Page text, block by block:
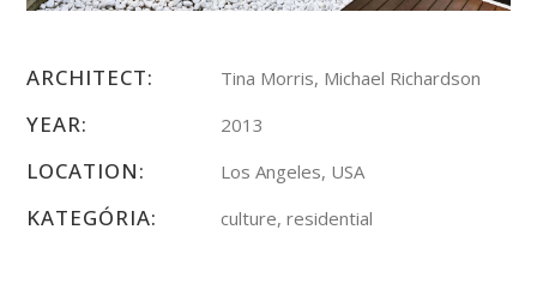
ARCHITECT: Tina Morris, Michael Richardson
YEAR: 2013
LOCATION: Los Angeles, USA
KATEGÓRIA: culture, residential